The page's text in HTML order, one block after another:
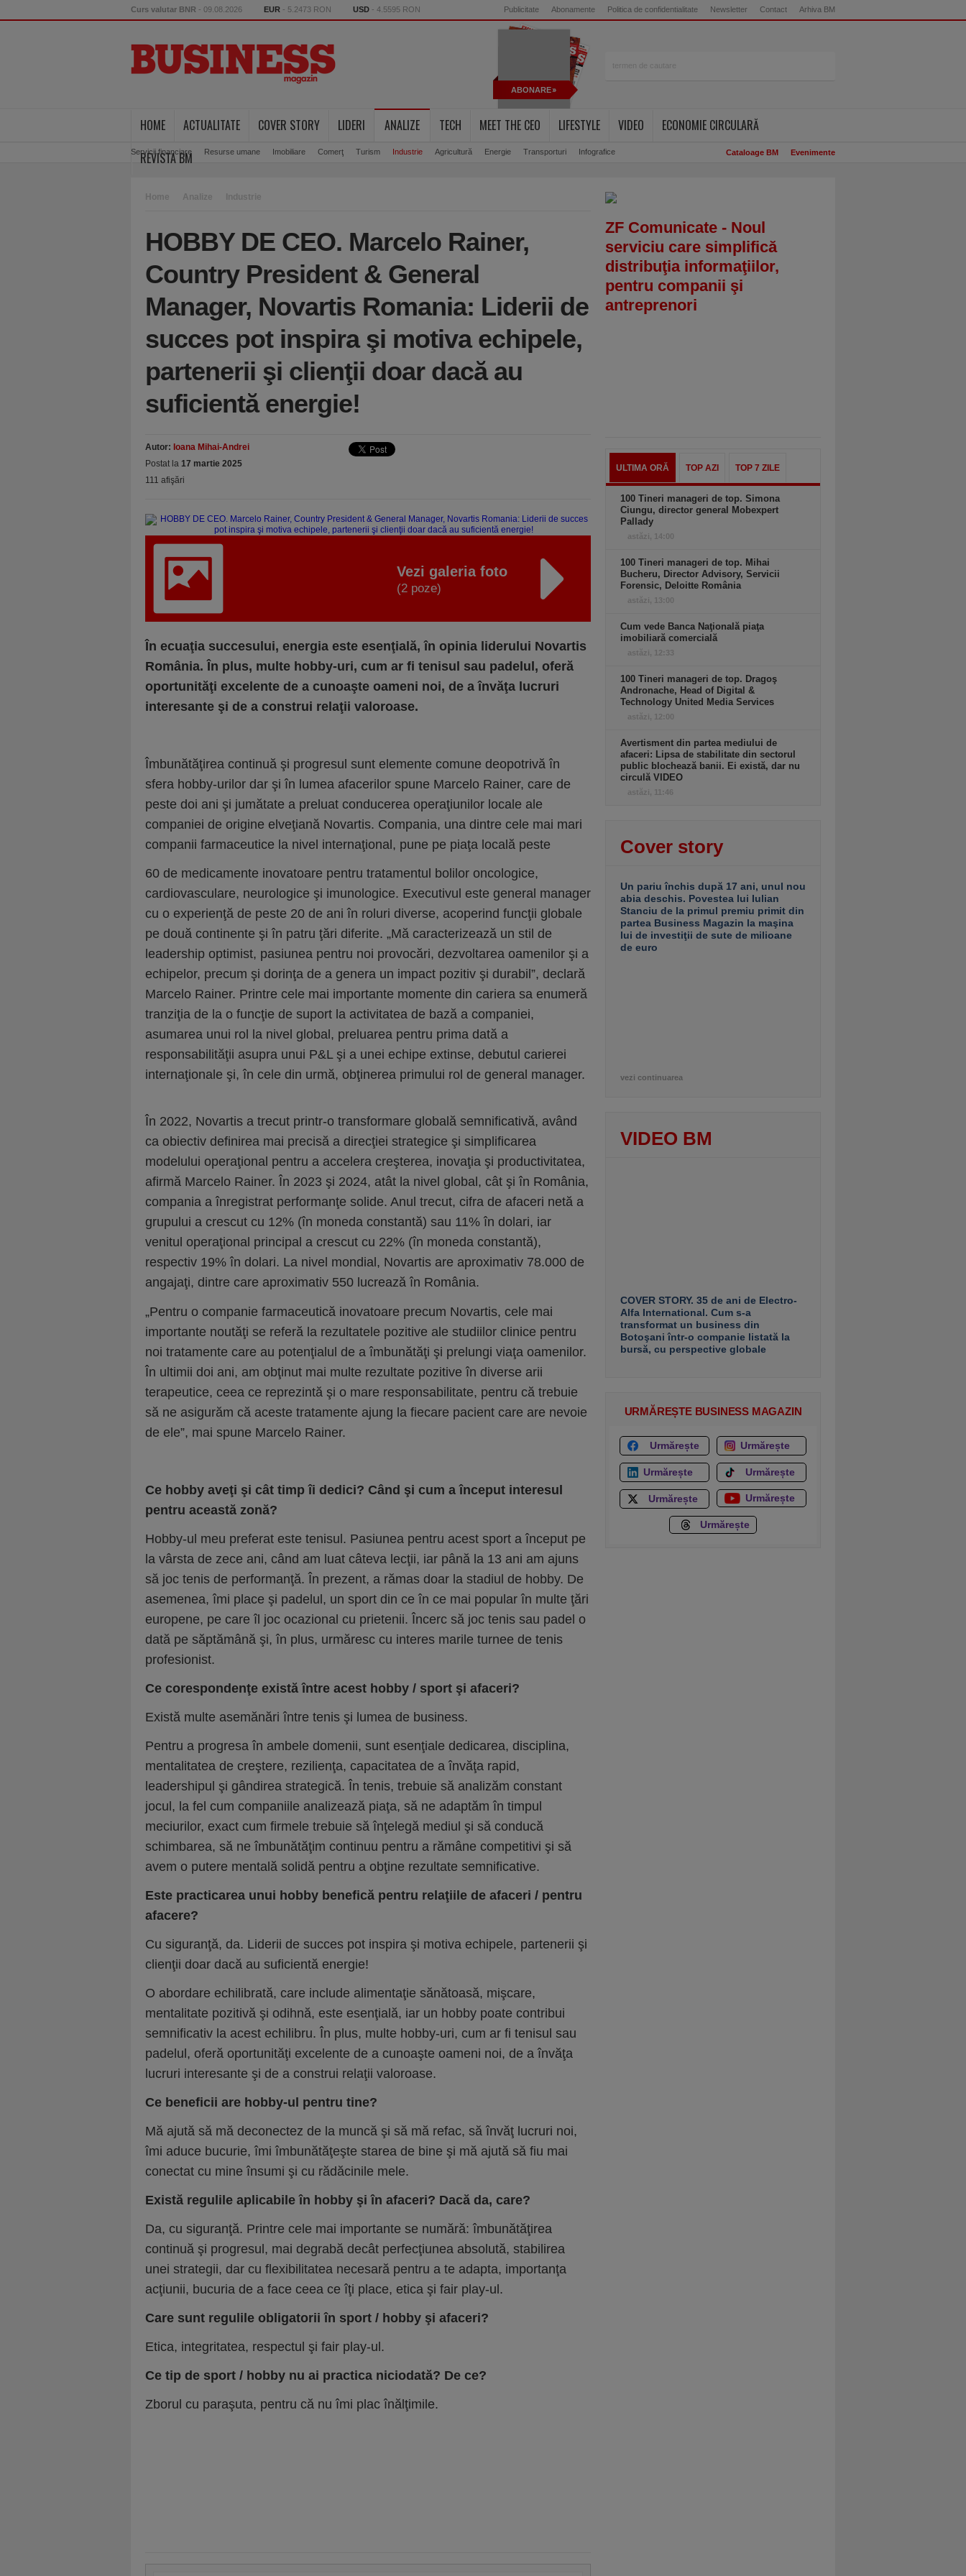
Curs valutar BNR - 09.08.2026 EUR - 5.2473 RON USD - 4.5595 RON Publicitate Abonamente Politica de confidentialitate Newsletter Contact Arhiva BM
ABONARE
HOME ACTUALITATE COVER STORY LIDERI ANALIZE
Servicii financiare Resurse umane Imobiliare Comerţ Turism Industrie Agricultură Energie Transporturi Infografice
TECH MEET THE CEO LIFESTYLE VIDEO
ECONOMIE CIRCULARĂ
REVISTA BM
Cataloage BM Evenimente
Home Analize Industrie
HOBBY DE CEO. Marcelo Rainer,
Country President & General
Manager, Novartis Romania: Liderii de
succes pot inspira şi motiva echipele,
partenerii şi clienţii doar dacă au
suficientă energie!
Autor: Ioana Mihai-Andrei
Postat la 17 martie 2025
111 afişări
Vezi galeria foto
(2 poze)
În ecuaţia succesului, energia este esenţială, în opinia liderului Novartis
România. În plus, multe hobby-uri, cum ar fi tenisul sau padelul, oferă
oportunităţi excelente de a cunoaşte oameni noi, de a învăţa lucruri
interesante şi de a construi relaţii valoroase.
Îmbunătăţirea continuă şi progresul sunt elemente comune deopotrivă în
sfera hobby-urilor dar şi în lumea afacerilor spune Marcelo Rainer, care de
peste doi ani şi jumătate a preluat conducerea operaţiunilor locale ale
companiei de origine elveţiană Novartis. Compania, una dintre cele mai mari
companii farmaceutice la nivel internaţional, pune pe piaţa locală peste
60 de medicamente inovatoare pentru tratamentul bolilor oncologice,
cardiovasculare, neurologice şi imunologice. Executivul este general manager
cu o experienţă de peste 20 de ani în roluri diverse, acoperind funcţii globale
pe două continente şi în patru ţări diferite. „Mă caracterizează un stil de
leadership optimist, pasiunea pentru noi provocări, dezvoltarea oamenilor şi a
echipelor, precum şi dorinţa de a genera un impact pozitiv şi durabil”, declară
Marcelo Rainer. Printre cele mai importante momente din cariera sa enumeră
tranziţia de la o funcţie de suport la activitatea de bază a companiei,
asumarea unui rol la nivel global, preluarea pentru prima dată a
responsabilităţii asupra unui P&L şi a unei echipe extinse, debutul carierei
internaţionale şi, în cele din urmă, obţinerea primului rol de general manager.
În 2022, Novartis a trecut printr-o transformare globală semnificativă, având
ca obiectiv definirea mai precisă a direcţiei strategice şi simplificarea
modelului operaţional pentru a accelera creşterea, inovaţia şi productivitatea,
afirmă Marcelo Rainer. În 2023 şi 2024, atât la nivel global, cât şi în România,
compania a înregistrat performanţe solide. Anul trecut, cifra de afaceri netă a
grupului a crescut cu 12% (în moneda constantă) sau 11% în dolari, iar
venitul operaţional principal a crescut cu 22% (în moneda constantă),
respectiv 19% în dolari. La nivel mondial, Novartis are aproximativ 78.000 de
angajaţi, dintre care aproximativ 550 lucrează în România.
„Pentru o companie farmaceutică inovatoare precum Novartis, cele mai
importante noutăţi se referă la rezultatele pozitive ale studiilor clinice pentru
noi tratamente care au potenţialul de a îmbunătăţi şi prelungi viaţa oamenilor.
În ultimii doi ani, am obţinut mai multe rezultate pozitive în diverse arii
terapeutice, ceea ce reprezintă şi o mare responsabilitate, pentru că trebuie
să ne asigurăm că aceste tratamente ajung la fiecare pacient care are nevoie
de ele”, mai spune Marcelo Rainer.
Ce hobby aveţi şi cât timp îi dedici? Când şi cum a început interesul
pentru această zonă?
Hobby-ul meu preferat este tenisul. Pasiunea pentru acest sport a început pe
la vârsta de zece ani, când am luat câteva lecţii, iar până la 13 ani am ajuns
să joc tenis de performanţă. În prezent, a rămas doar la stadiul de hobby. De
asemenea, îmi place şi padelul, un sport din ce în ce mai popular în multe ţări
europene, pe care îl joc ocazional cu prietenii. Încerc să joc tenis sau padel o
dată pe săptămână şi, în plus, urmăresc cu interes marile turnee de tenis
profesionist.
Ce corespondenţe există între acest hobby / sport şi afaceri?
Există multe asemănări între tenis şi lumea de business.
Pentru a progresa în ambele domenii, sunt esenţiale dedicarea, disciplina,
mentalitatea de creştere, rezilienţa, capacitatea de a învăţa rapid,
leadershipul şi gândirea strategică. În tenis, trebuie să analizăm constant
jocul, la fel cum companiile analizează piaţa, să ne adaptăm în timpul
meciurilor, exact cum firmele trebuie să înţelegă mediul şi să conducă
schimbarea, să ne îmbunătăţim continuu pentru a rămâne competitivi şi să
avem o putere mentală solidă pentru a obţine rezultate semnificative.
Este practicarea unui hobby benefică pentru relaţiile de afaceri / pentru
afacere?
Cu siguranţă, da. Liderii de succes pot inspira şi motiva echipele, partenerii şi
clienţii doar dacă au suficientă energie!
O abordare echilibrată, care include alimentaţie sănătoasă, mişcare,
mentalitate pozitivă şi odihnă, este esenţială, iar un hobby poate contribui
semnificativ la acest echilibru. În plus, multe hobby-uri, cum ar fi tenisul sau
padelul, oferă oportunităţi excelente de a cunoaşte oameni noi, de a învăţa
lucruri interesante şi de a construi relaţii valoroase.
Ce beneficii are hobby-ul pentru tine?
Mă ajută să mă deconectez de la muncă şi să mă refac, să învăţ lucruri noi,
îmi aduce bucurie, îmi îmbunătăţeşte starea de bine şi mă ajută să fiu mai
conectat cu mine însumi şi cu rădăcinile mele.
Există regulile aplicabile în hobby şi în afaceri? Dacă da, care?
Da, cu siguranţă. Printre cele mai importante se numără: îmbunătăţirea
continuă şi progresul, mai degrabă decât perfecţiunea absolută, stabilirea
unei strategii, dar cu flexibilitatea necesară pentru a te adapta, importanţa
acţiunii, bucuria de a face ceea ce îţi place, etica şi fair play-ul.
Care sunt regulile obligatorii în sport / hobby şi afaceri?
Etica, integritatea, respectul şi fair play-ul.
Ce tip de sport / hobby nu ai practica niciodată? De ce?
Zborul cu paraşuta, pentru că nu îmi plac înălţimile.
ZF Comunicate - Noul
serviciu care simplifică
distribuţia informaţiilor,
pentru companii şi
antreprenori
ULTIMA ORĂ TOP AZI TOP 7 ZILE
100 Tineri manageri de top. Simona
Ciungu, director general Mobexpert
Pallady
astăzi, 14:00
100 Tineri manageri de top. Mihai
Bucheru, Director Advisory, Servicii
Forensic, Deloitte România
astăzi, 13:00
Cum vede Banca Naţională piaţa
imobiliară comercială
astăzi, 12:33
100 Tineri manageri de top. Dragoş
Andronache, Head of Digital &
Technology United Media Services
astăzi, 12:00
Avertisment din partea mediului de
afaceri: Lipsa de stabilitate din sectorul
public blochează banii. Ei există, dar nu
circulă VIDEO
astăzi, 11:46
Cover story
Un pariu închis după 17 ani, unul nou
abia deschis. Povestea lui Iulian
Stanciu de la primul premiu primit din
partea Business Magazin la maşina
lui de investiţii de sute de milioane
de euro
vezi continuarea
VIDEO BM
COVER STORY. 35 de ani de Electro-
Alfa International. Cum s-a
transformat un business din
Botoşani într-o companie listată la
bursă, cu perspective globale
URMĂREȘTE BUSINESS MAGAZIN
Urmărește Urmărește
Urmărește Urmărește
Urmărește Urmărește
Urmărește